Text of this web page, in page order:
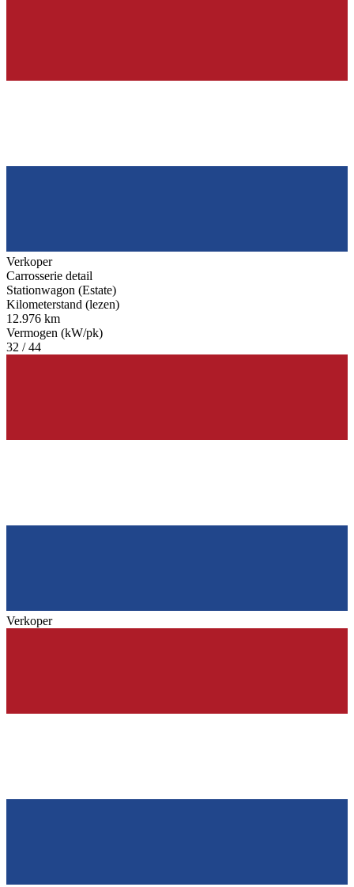
Verkoper
Carrosserie detail
Stationwagon (Estate)
Kilometerstand (lezen)
12.976 km
Vermogen (kW/pk)
32 / 44
Verkoper